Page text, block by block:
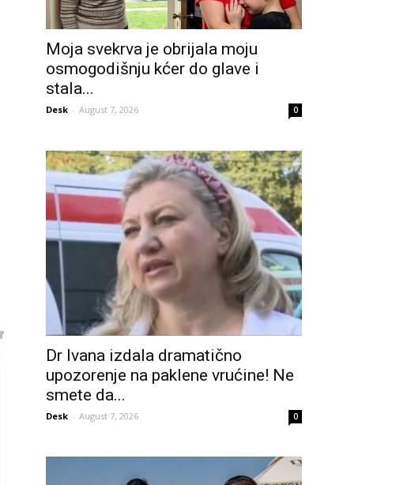
Moja svekrva je obrijala moju
osmogodišnju kćer do glave i
stala...
Desk - August 7, 2026 0
Dr Ivana izdala dramatično
upozorenje na paklene vrućine! Ne
smete da...
Desk - August 7, 2026 0